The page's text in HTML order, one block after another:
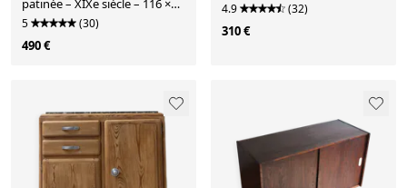
patinée – XIXe siècle – 116 ×
85 × 57 cm
5 (30)
490 €
4.9 (32)
310 €